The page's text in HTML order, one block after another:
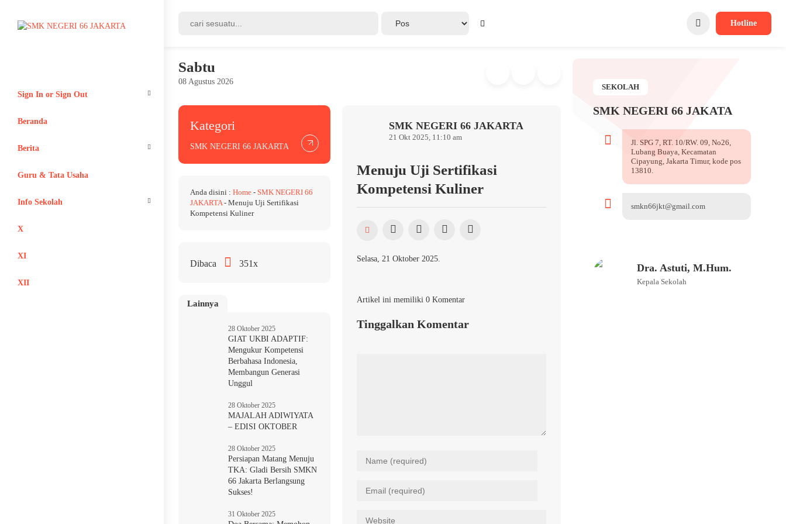
Sign In or Sign Out
Login
Register
Beranda
Berita
Adiwiyata
Guru & Tata Usaha
Info Sekolah
Lain-lain
X
XI
XII
Hotline
Sabtu
08 Agustus 2026
SMK NEGERI 66 JAKARTA
21 Okt 2025, 11:10 am
Menuju Uji Sertifikasi
Kompetensi Kuliner
Selasa, 21 Oktober 2025.
Artikel ini memiliki 0 Komentar
Tinggalkan Komentar
Kategori
SMK NEGERI 66 JAKARTA
Anda disini : Home - SMK NEGERI 66
JAKARTA- Menuju Uji Sertifikasi
Kompetensi Kuliner
Dibaca 351x
Lainnya
28 Oktober 2025
GIAT UKBI ADAPTIF:
Mengukur Kompetensi
Berbahasa Indonesia,
Membangun Generasi
Unggul
28 Oktober 2025
MAJALAH ADIWIYATA
– EDISI OKTOBER
28 Oktober 2025
Persiapan Matang Menuju
TKA: Gladi Bersih SMKN
66 Jakarta Berlangsung
Sukses!
31 Oktober 2025
SEKOLAH
SMK NEGERI 66 JAKATA
Jl. SPG 7, RT. 10/RW. 09, No26,
Lubang Buaya, Kecamatan
Cipayung, Jakarta Timur, kode pos
13810.
smkn66jkt@gmail.com
Dra. Astuti, M.Hum.
Kepala Sekolah